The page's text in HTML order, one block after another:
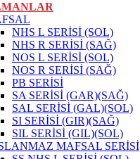
NHS L SERİSİ (SOL)
NHS R SERİSİ (SAĞ)
NOS L SERİSİ (SOL)
NOS R SERİSİ (SAĞ)
PB SERİSİ
SA SERİSİ (GAR)(SAĞ)
SAL SERİSİ (GAL)(SOL)
SI SERİSİ (GIR)(SAĞ)
SIL SERİSİ (GIL)(SOL)
MAFSAL SERİSİ